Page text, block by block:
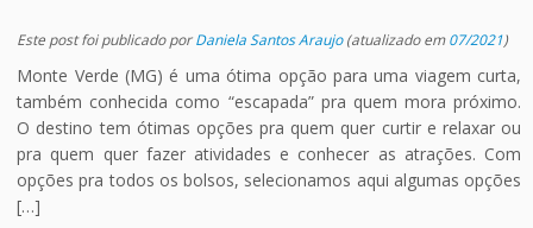
Este post foi publicadoporDaniela Santos Araujo(atualizado em07/2021)
Monte Verde (MG) é uma ótima opção para uma viagem curta,
também conhecida como “escapada” pra quem mora próximo.
O destino tem ótimas opções pra quem quer curtir e relaxar ou
pra quem quer fazer atividades e conhecer as atrações. Com
opções pra todos os bolsos, selecionamos aqui algumas opções
[…]